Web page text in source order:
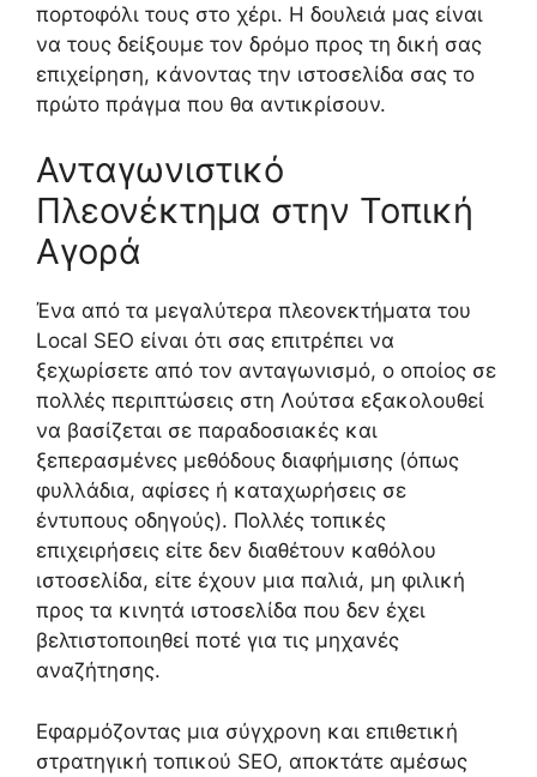
πορτοφόλι τους στο χέρι. Η δουλειά μας είναι
να τους δείξουμε τον δρόμο προς τη δική σας
επιχείρηση, κάνοντας την ιστοσελίδα σας το
πρώτο πράγμα που θα αντικρίσουν.
Ανταγωνιστικό
Πλεονέκτημα στην Τοπική
Αγορά
Ένα από τα μεγαλύτερα πλεονεκτήματα του
Local SEO είναι ότι σας επιτρέπει να
ξεχωρίσετε από τον ανταγωνισμό, ο οποίος σε
πολλές περιπτώσεις στη Λούτσα εξακολουθεί
να βασίζεται σε παραδοσιακές και
ξεπερασμένες μεθόδους διαφήμισης (όπως
φυλλάδια, αφίσες ή καταχωρήσεις σε
έντυπους οδηγούς). Πολλές τοπικές
επιχειρήσεις είτε δεν διαθέτουν καθόλου
ιστοσελίδα, είτε έχουν μια παλιά, μη φιλική
προς τα κινητά ιστοσελίδα που δεν έχει
βελτιστοποιηθεί ποτέ για τις μηχανές
αναζήτησης.
Εφαρμόζοντας μια σύγχρονη και επιθετική
στρατηγική τοπικού SEO, αποκτάτε αμέσως